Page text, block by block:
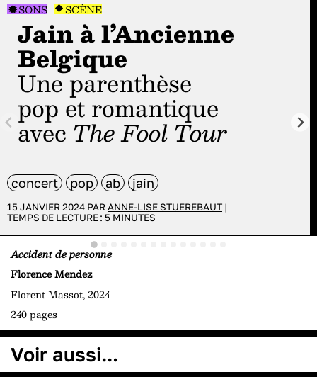
SONS SCÈNE
Jain à l’Ancienne
Belgique
Une parenthèse
pop et romantique
avec The Fool Tour
concert pop ab jain
15 JANVIER 2024 PARANNE-LISE STUEREBAUT |
TEMPS DE LECTURE : 5 MINUTES
Accident de personne
Florence Mendez
Florent Massot, 2024
240 pages
Voir aussi...